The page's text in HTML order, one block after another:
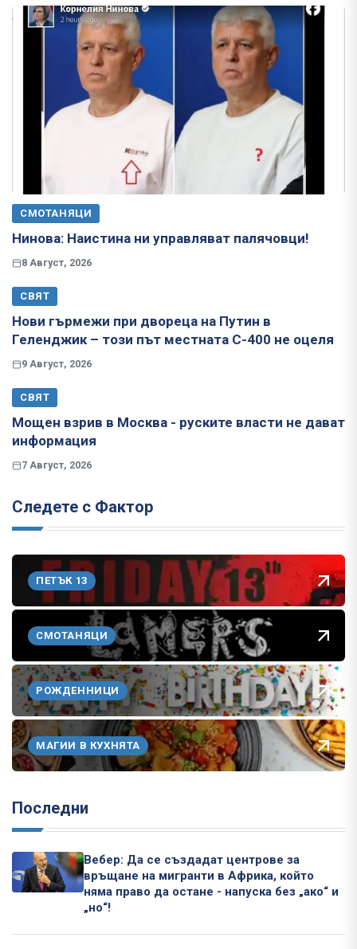
СМОТАНЯЦИ
Нинова: Наистина ни управляват палячовци!
8 Август, 2026
СВЯТ
Нови гърмежи при двореца на Путин в
Геленджик – този път местната С-400 не оцеля
9 Август, 2026
СВЯТ
Мощен взрив в Москва - руските власти не дават
информация
7 Август, 2026
Следете с Фактор
ПЕТЪК 13
СМОТАНЯЦИ
РОЖДЕННИЦИ
МАГИИ В КУХНЯТА
Последни
Вебер: Да се създадат центрове за
връщане на мигранти в Африка, който
няма право да остане - напуска без „ако“ и
„но“!